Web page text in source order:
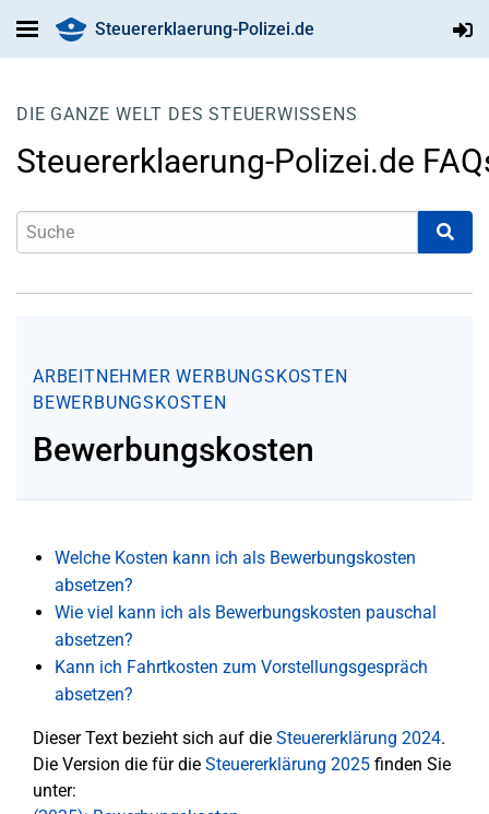
Steuererklaerung-Polizei.de
DIE GANZE WELT DES STEUERWISSENS
Steuererklaerung-Polizei.de
ARBEITNEHMER WERBUNGSKOSTEN
BEWERBUNGSKOSTEN
Bewerbungskosten
Welche Kosten kann ich als Bewerbungskosten
absetzen?
Wie viel kann ich als Bewerbungskosten pauschal
absetzen?
Kann ich Fahrtkosten zum Vorstellungsgespräch
absetzen?
Dieser Text bezieht sich auf die Steuererklärung 2024.
Die Version die für die Steuererklärung 2025 finden Sie
unter: